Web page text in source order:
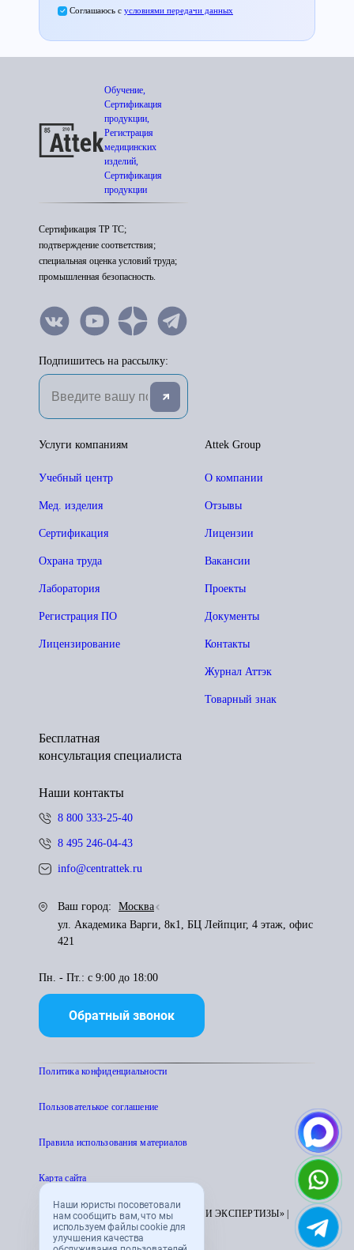
Наши юристы посоветовали
нам сообщить вам, что мы
используем файлы cookie для
улучшения качества
Соглашаюсь с условиями передачи данных
Обучение,
Сертификация
продукции,
Регистрация
медицинских
изделий,
Сертификация
продукции
Сертификация ТР ТС;
подтверждение соответствия;
специальная оценка условий труда;
промышленная безопасность.
Подпишитесь на рассылку:
Attek Group
О компании
Отзывы
Лицензии
Вакансии
Проекты
Документы
Контакты
Журнал Аттэк
Товарный знак
Услуги компаниям
Учебный центр
Мед. изделия
Сертификация
Охрана труда
Лаборатория
Регистрация ПО
Лицензирование
Бесплатная
консультация специалиста
Наши контакты
8 800 333-25-40
8 495 246-04-43
info@centrattek.ru
Ваш город:
Москва
ул. Академика Варги, 8к1, БЦ Лейпциг, 4 этаж, офис
421
Пн. - Пт.: с 9:00 до 18:00
Обратный звонок
Политика конфиденциальности
Пользователькое соглашение
Правила использования материалов
Карта сайта
© 1995 - 2026 «ЦЕНТР АТТЕСТАЦИИ И ЭКСПЕРТИЗЫ» |
CENTRATTEK.RU